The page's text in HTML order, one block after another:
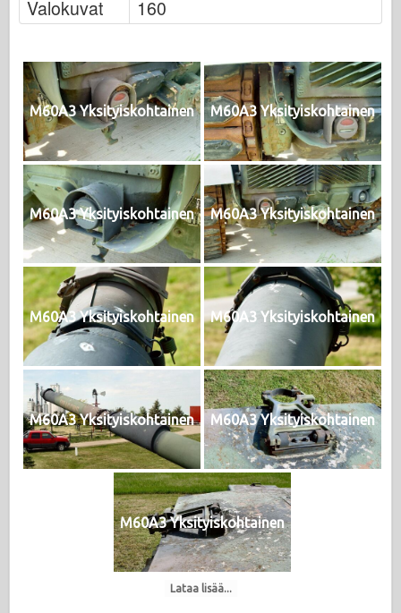
Valokuvat 160
M60A3 Yksityiskohtainen M60A3 Yksityiskohtainen
M60A3 Yksityiskohtainen M60A3 Yksityiskohtainen
M60A3 Yksityiskohtainen M60A3 Yksityiskohtainen
M60A3 Yksityiskohtainen M60A3 Yksityiskohtainen
M60A3 Yksityiskohtainen
Lataa lisää...